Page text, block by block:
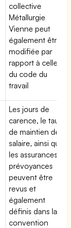
collective
Métallurgie
Vienne peut
également être
modifiée par
rapport à celle
du code du
travail
Les jours de
carence, le taux
de maintien de
salaire, ainsi que
les assurances
prévoyances
peuvent être
revus et
également
définis dans la
convention